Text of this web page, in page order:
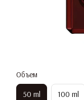
Объем
50 ml 100 ml